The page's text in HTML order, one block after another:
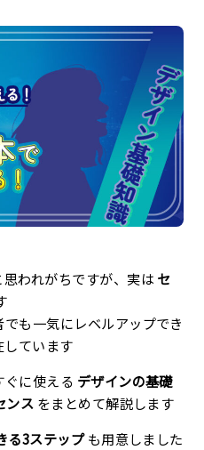
い合わせ
シーポリシー
われがちですが、実は セ
も一気にレベルアップでき
しています
ぐに使える デザインの基礎
ンス をまとめて解説します
る3ステップも用意しました